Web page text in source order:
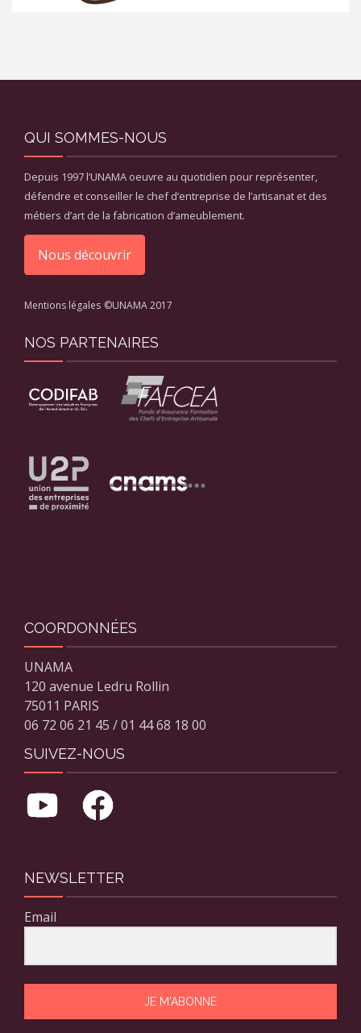
QUI SOMMES-NOUS
Depuis 1997 l’UNAMA oeuvre au quotidien pour représenter,
défendre et conseiller le chef d’entreprise de l’artisanat et des
métiers d’art de la fabrication d’ameublement.
Nous découvrir
Mentions légales ©UNAMA 2017
NOS PARTENAIRES
COORDONNÉES
UNAMA
120 avenue Ledru Rollin
75011 PARIS
06 72 06 21 45 / 01 44 68 18 00
SUIVEZ-NOUS
NEWSLETTER
Email
JE M'ABONNE